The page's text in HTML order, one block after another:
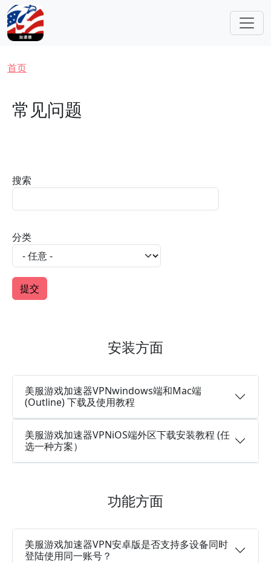
跳转到主要内容
面包屑
首页
常见问题
搜索
分类
安装方面
美服游戏加速器VPNwindows端和Mac端
(Outline) 下载及使用教程
美服游戏加速器VPNiOS端外区下载安装教程 (任
选一种方案）
功能方面
美服游戏加速器VPN安卓版是否支持多设备同时
登陆使用同一账号？